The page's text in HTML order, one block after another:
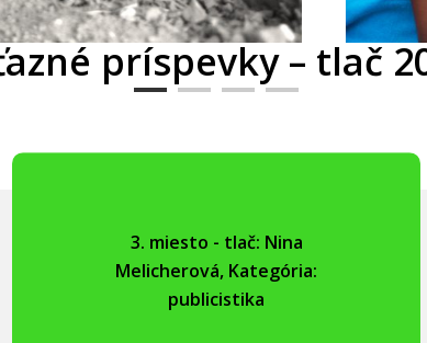
príspevky – tlač
3. miesto - tlač: Nina
Melicherová, Kategória:
publicistika